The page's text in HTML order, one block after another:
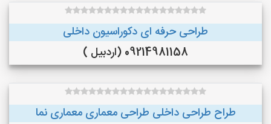
طراحی حرفه ای دکوراسیون داخلی
09214981158 (اردبیل )
طراح طراحی داخلی طراحی معماری معماری نما